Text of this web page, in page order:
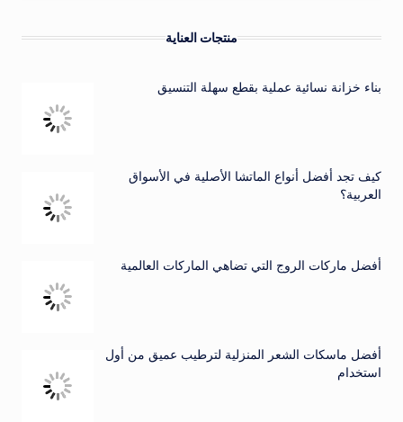
منتجات العناية
بناء خزانة نسائية عملية بقطع سهلة التنسيق
كيف تجد أفضل أنواع الماتشا الأصلية في الأسواق
العربية؟
أفضل ماركات الروج التي تضاهي الماركات العالمية
أفضل ماسكات الشعر المنزلية لترطيب عميق من أول
استخدام